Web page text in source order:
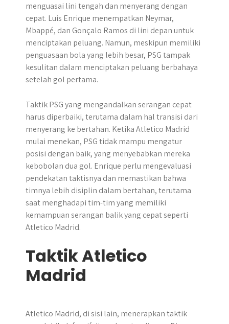
menguasai lini tengah dan menyerang dengan
cepat. Luis Enrique menempatkan Neymar,
Mbappé, dan Gonçalo Ramos di lini depan untuk
menciptakan peluang. Namun, meskipun memiliki
penguasaan bola yang lebih besar, PSG tampak
kesulitan dalam menciptakan peluang berbahaya
setelah gol pertama.
Taktik PSG yang mengandalkan serangan cepat
harus diperbaiki, terutama dalam hal transisi dari
menyerang ke bertahan. Ketika Atletico Madrid
mulai menekan, PSG tidak mampu mengatur
posisi dengan baik, yang menyebabkan mereka
kebobolan dua gol. Enrique perlu mengevaluasi
pendekatan taktisnya dan memastikan bahwa
timnya lebih disiplin dalam bertahan, terutama
saat menghadapi tim-tim yang memiliki
kemampuan serangan balik yang cepat seperti
Atletico Madrid.
Taktik Atletico
Madrid
Atletico Madrid, di sisi lain, menerapkan taktik